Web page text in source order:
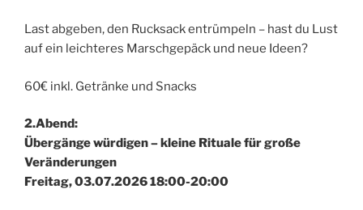
Last abgeben, den Rucksack entrümpeln – hast du Lust
auf ein leichteres Marschgepäck und neue Ideen?
60€ inkl. Getränke und Snacks
2.Abend:
Übergänge würdigen – kleine Rituale für große
Veränderungen
Freitag, 03.07.2026 18:00-20:00